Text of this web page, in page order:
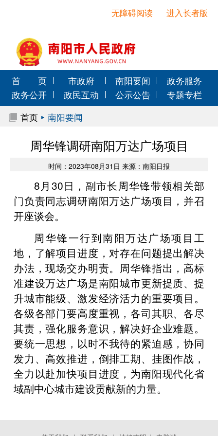
进入长者版
无障碍阅读
首 页 市政府 南阳要闻
政务服务
政务公开
政民互动 公示公告
专题专栏
首页
南阳要闻
周华锋调研南阳万达广场项目
时间：2023年08月31日 来源：南阳日报
8月30日，副市长周华锋带领相关部
门负责同志调研南阳万达广场项目，并召
开座谈会。
周华锋一行到南阳万达广场项目工
地，了解项目进度，对存在问题提出解决
办法，现场交办明责。周华锋指出，高标
准建设万达广场是南阳城市更新提质、提
升城市能级、激发经济活力的重要项目。
各级各部门要高度重视，各司其职、各尽
其责，强化服务意识，解决好企业难题。
要统一思想，以时不我待的紧迫感，协同
发力、高效推进，倒排工期、挂图作战，
全力以赴加快项目进度，为南阳现代化省
域副中心城市建设贡献新的力量。